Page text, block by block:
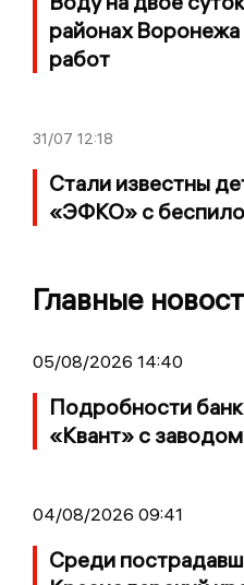
районах
работ
31/07 12:18
Стали известны
«ЭФКО» с
Главные
05/08/2026 14:40
Подробности
«Квант» с
04/08/2026 09:41
Среди